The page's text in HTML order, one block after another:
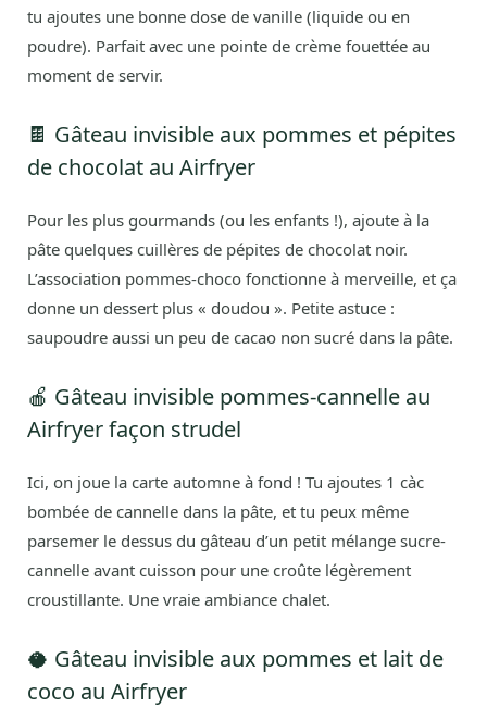
tu ajoutes une bonne dose de vanille (liquide ou en
poudre). Parfait avec une pointe de crème fouettée au
moment de servir.
🍫 Gâteau invisible aux pommes et pépites
de chocolat au Airfryer
Pour les plus gourmands (ou les enfants !), ajoute à la
pâte quelques cuillères de pépites de chocolat noir.
L’association pommes-choco fonctionne à merveille, et ça
donne un dessert plus « doudou ». Petite astuce :
saupoudre aussi un peu de cacao non sucré dans la pâte.
🍎 Gâteau invisible pommes-cannelle au
Airfryer façon strudel
Ici, on joue la carte automne à fond ! Tu ajoutes 1 càc
bombée de cannelle dans la pâte, et tu peux même
parsemer le dessus du gâteau d’un petit mélange sucre-
cannelle avant cuisson pour une croûte légèrement
croustillante. Une vraie ambiance chalet.
🥥 Gâteau invisible aux pommes et lait de
coco au Airfryer